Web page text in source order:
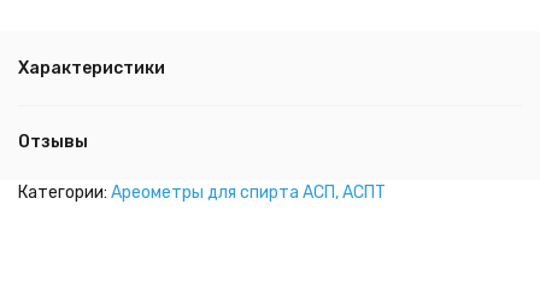
Характеристики
Отзывы
Категории: Ареометры для спирта АСП, АСПТ